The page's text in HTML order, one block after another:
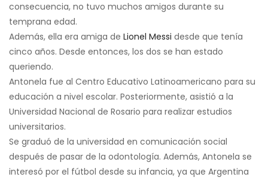
consecuencia, no tuvo muchos amigos durante su
temprana edad.
Además, ella era amiga de Lionel Messi desde que tenía
cinco años. Desde entonces, los dos se han estado
queriendo.
Antonela fue al Centro Educativo Latinoamericano para su
educación a nivel escolar. Posteriormente, asistió a la
Universidad Nacional de Rosario para realizar estudios
universitarios.
Se graduó de la universidad en comunicación social
después de pasar de la odontología. Además, Antonela se
interesó por el fútbol desde su infancia, ya que Argentina